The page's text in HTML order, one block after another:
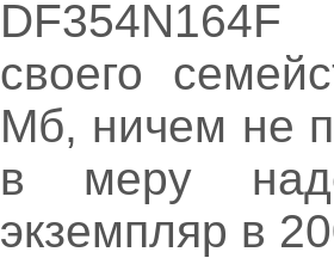
своего
Мб, ничем не
в меру
экземпляр в